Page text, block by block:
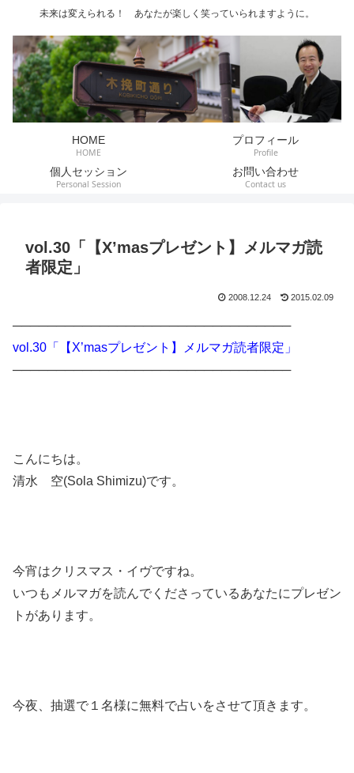
未来は変えられる！ あなたが楽しく笑っていられますように。
HOME
HOME
プロフィール
Profile
個人セッション
Personal Session
お問い合わせ
Contact us
vol.30「【X’masプレゼント】メルマガ読
者限定」
2008.12.24 2015.02.09
────────────────────────────────
vol.30「【X’masプレゼント】メルマガ読者限定」
────────────────────────────────
こんにちは。
清水 空(Sola Shimizu)です。
今宵はクリスマス・イヴですね。
いつもメルマガを読んでくださっているあなたにプレゼン
トがあります。
今夜、抽選で１名様に無料で占いをさせて頂きます。